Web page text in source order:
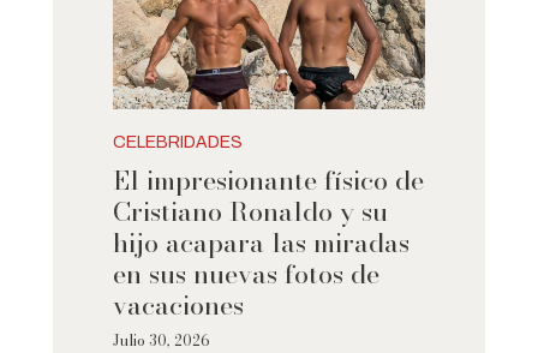
CELEBRIDADES
El impresionante físico de
Cristiano Ronaldo y su
hijo acapara las miradas
en sus nuevas fotos de
vacaciones
Julio 30, 2026